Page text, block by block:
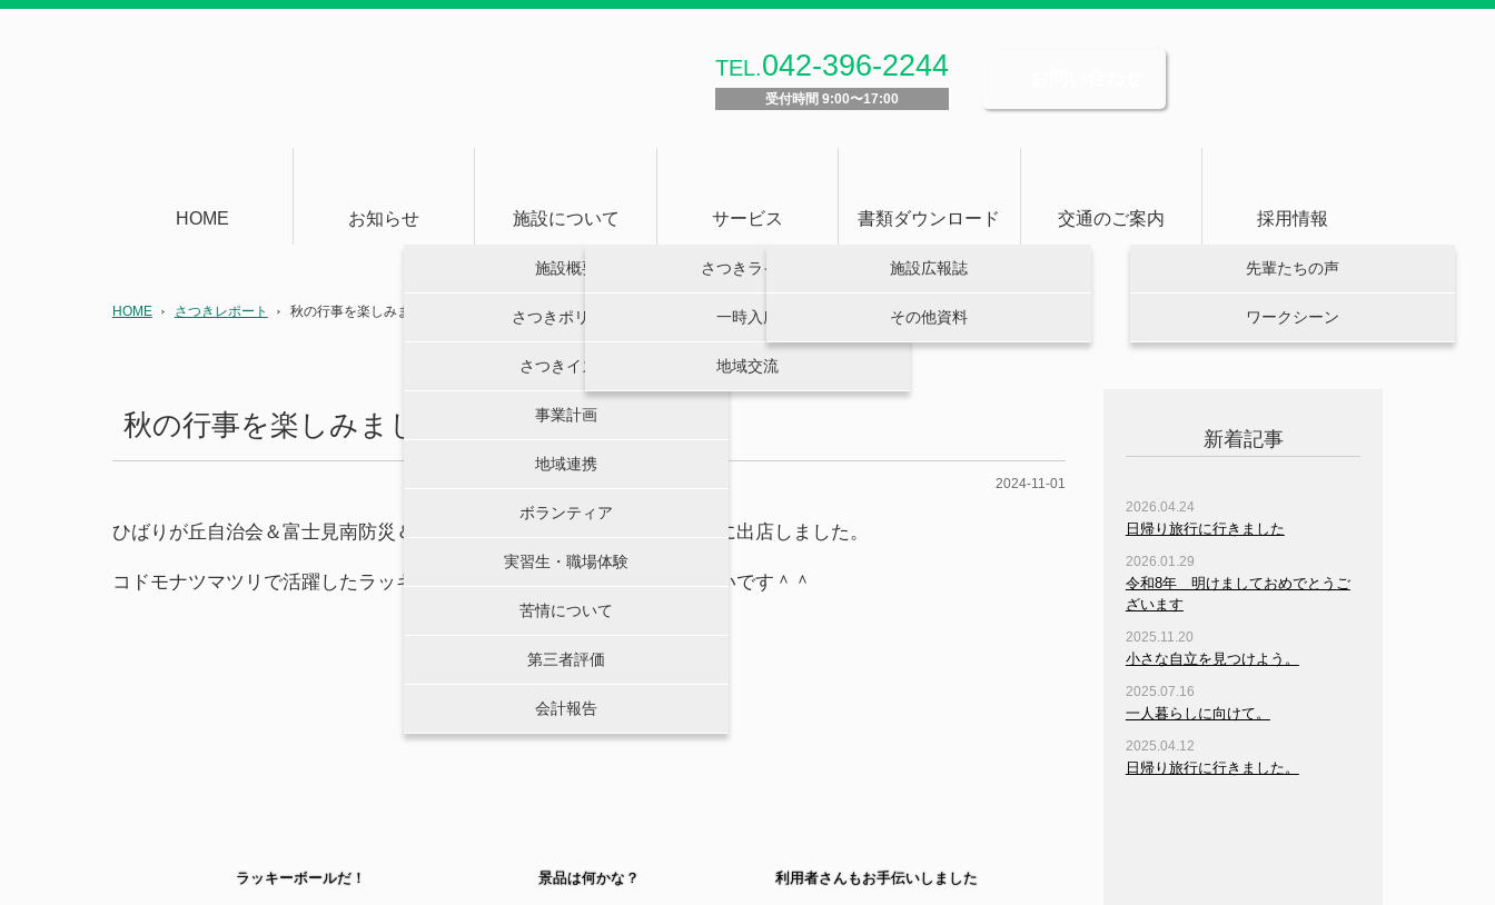
TEL.042-396-2244
受付時間 9:00〜17:00
HOME お知らせ 施設について
施設概要
さつきポリシー
さつきイズム
事業計画
地域連携
ボランティア
実習生・職場体験
苦情について
第三者評価
会計報告
サービス
さつきライフ
一時入所
地域交流
書類ダウンロード
施設広報誌
その他資料
交通のご案内 採用情報
先輩たちの声
ワークシーン
HOME さつきレポート 秋の行事を楽しみました②
秋の行事を楽しみました②
2024-11-01
ひばりが丘自治会＆富士見南防災＆村山苑のコラボ祭り、地域交流祭りに出店しました。
コドモナツマツリで活躍したラッキーボールがここでも大盛況でうれしいです＾＾
ラッキーボールだ！ 景品は何かな？ 利用者さんもお手伝いしました
新着記事
2026.04.24
日帰り旅行に行きました
2026.01.29
令和8年 明けましておめでとうご
ざいます
2025.11.20
小さな自立を見つけよう。
2025.07.16
一人暮らしに向けて。
2025.04.12
日帰り旅行に行きました。